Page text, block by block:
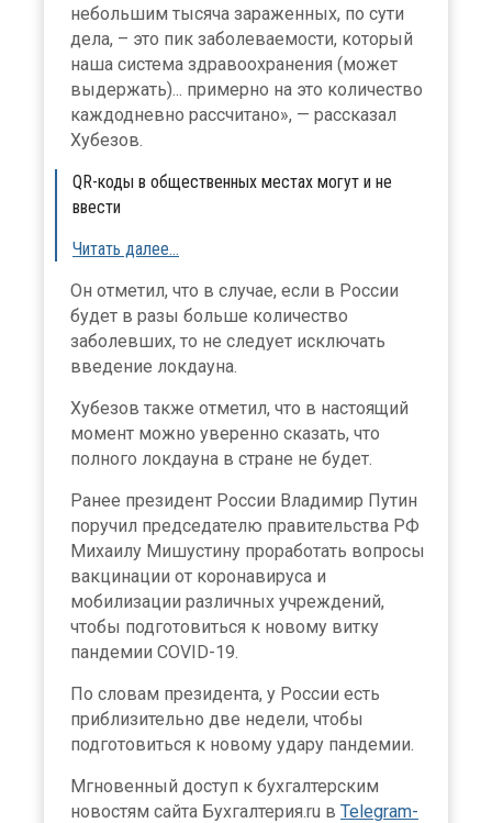
небольшим тысяча зараженных, по сути
дела, – это пик заболеваемости, который
наша система здравоохранения (может
выдержать)... примерно на это количество
каждодневно рассчитано», — рассказал
Хубезов.
QR-коды в общественных местах могут и не
ввести
Читать далее…
Он отметил, что в случае, если в России
будет в разы больше количество
заболевших, то не следует исключать
введение локдауна.
Хубезов также отметил, что в настоящий
момент можно уверенно сказать, что
полного локдауна в стране не будет.
Ранее президент России Владимир Путин
поручил председателю правительства РФ
Михаилу Мишустину проработать вопросы
вакцинации от коронавируса и
мобилизации различных учреждений,
чтобы подготовиться к новому витку
пандемии COVID-19.
По словам президента, у России есть
приблизительно две недели, чтобы
подготовиться к новому удару пандемии.
Мгновенный доступ к бухгалтерским
новостям сайта Бухгалтерия.ru в Telegram-